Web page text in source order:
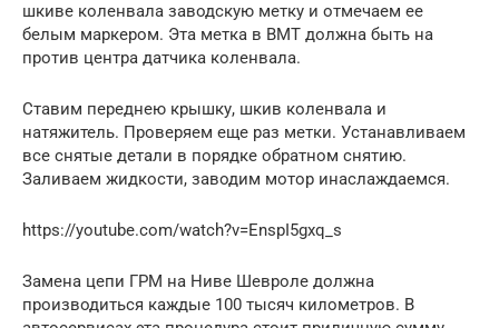
шкиве коленвала заводскую метку и отмечаем ее
белым маркером. Эта метка в ВМТ должна быть на
против центра датчика коленвала.
Ставим переднею крышку, шкив коленвала и
натяжитель. Проверяем еще раз метки. Устанавливаем
все снятые детали в порядке обратном снятию.
Заливаем жидкости, заводим мотор инаслаждаемся.
https://youtube.com/watch?v=EnspI5gxq_s
Замена цепи ГРМ на Ниве Шевроле должна
производиться каждые 100 тысяч километров. В